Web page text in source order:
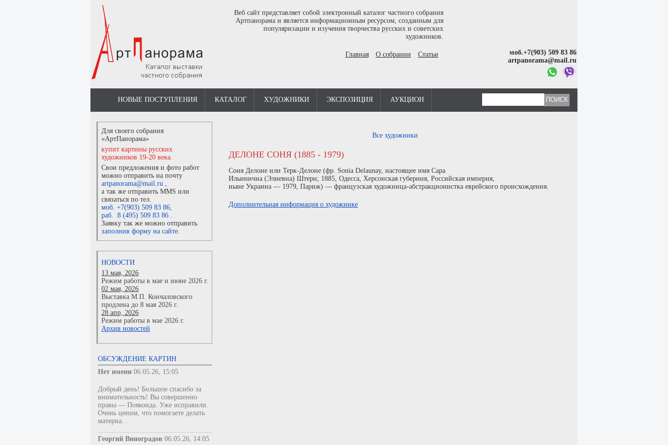
Веб сайт представляет собой электронный каталог частного собрания
Артпанорама и является информационным ресурсом, созданным для
популяризации и изучения творчества русских и советских
художников.
Главная О собрании Статьи
моб.+7(903) 509 83 86
artpanorama@mail.ru
НОВЫЕ ПОСТУПЛЕНИЯ КАТАЛОГ ХУДОЖНИКИ ЭКСПОЗИЦИЯ АУКЦИОН
Для своего собрания
«АртПанорама»
купит картины русских
художников 19-20 века.
Свои предложения и фото работ
можно отправить на почту
artpanorama@mail.ru ,
а так же отправить MMS или
связаться по тел.
моб. +7(903) 509 83 86,
раб. 8 (495) 509 83 86 .
Заявку так же можно отправить
заполнив форму на сайте.
НОВОСТИ
13 мая, 2026
Режим работы в мае и июне 2026 г.
02 мая, 2026
Выставка М.П. Кончаловского
продлена до 8 мая 2026 г.
28 апр, 2026
Режим работы в мае 2026 г.
Архив новостей
ОБСУЖДЕНИЕ КАРТИН
Нет имени 06.05.26, 15:05
Добрый день! Большое спасибо за
внимательность! Вы совершенно
правы — Пояконда. Уже исправили.
Очень ценим, что помогаете делать
материа...
Георгий Виноградов 06.05.26, 14:05
Все художники
ДЕЛОНЕ СОНЯ (1885 - 1979)
Соня Делоне или Терк-Делоне (фр. Sonia Delaunay, настоящее имя Сара
Ильинична (Элиевна) Штерн; 1885, Одесса, Херсонская губерния, Российская империя,
ныне Украина — 1979, Париж) — французская художница-абстракционистка еврейского происхождения.
Дополнительная информация о художнике